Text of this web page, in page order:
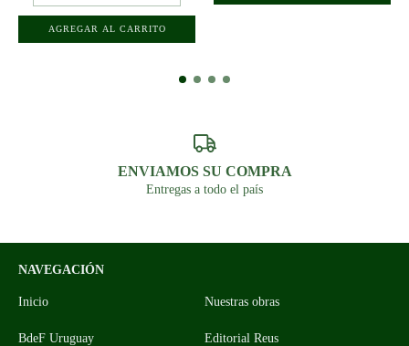
ENVIAMOS SU COMPRA
Entregas a todo el país
NAVEGACIÓN
Inicio Nuestras obras
BdeF Uruguay Editorial Reus